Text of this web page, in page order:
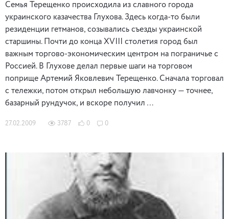
Семья Терещенко происходила из славного города
украинского казачества Глухова. Здесь когда-то были
резиденции гетманов, созывались съезды украинской
старшины. Почти до конца ХVІІІ столетия город был
важным торгово-экономическим центром на пограничье с
Россией. В Глухове делал первые шаги на торговом
поприще Артемий Яковлевич Терещенко. Сначала торговал
с тележки, потом открыл небольшую лавчонку — точнее,
базарный рундучок, и вскоре получил …
27.02.2009 3787 0 0